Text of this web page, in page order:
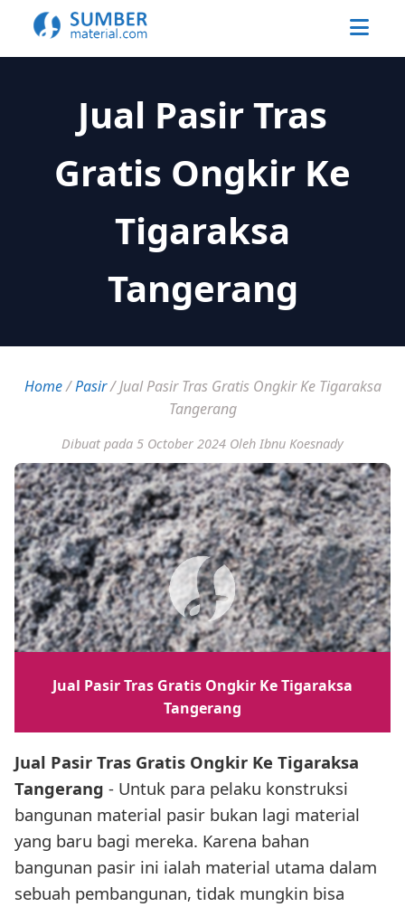
Jual Pasir Tras
Gratis Ongkir Ke
Tigaraksa
Tangerang
Home/Pasir/Jual Pasir Tras Gratis Ongkir Ke Tigaraksa
Tangerang
Dibuat pada 5 October 2024 Oleh Ibnu Koesnady
Jual Pasir Tras Gratis Ongkir Ke Tigaraksa
Tangerang
Jual Pasir Tras Gratis Ongkir Ke Tigaraksa
Tangerang - Untuk para pelaku konstruksi
bangunan material pasir bukan lagi material
yang baru bagi mereka. Karena bahan
bangunan pasir ini ialah material utama dalam
sebuah pembangunan, tidak mungkin bisa